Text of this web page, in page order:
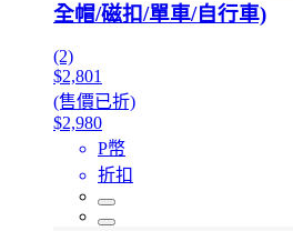
全帽/磁扣/單車/自行車)
(2)
$2,801
(售價已折)
$2,980
P幣
折扣